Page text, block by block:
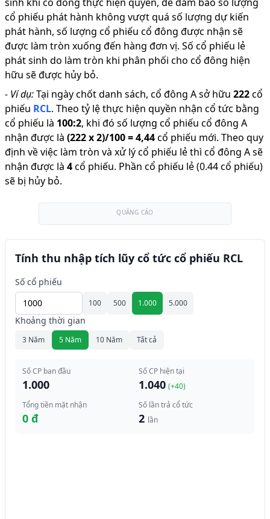
cổ phiếu phát hành không vượt quá số lượng dự kiến
phát hành, số lượng cổ phiếu cổ đông được nhận sẽ
được làm tròn xuống đến hàng đơn vị. Số cổ phiếu lẻ
phát sinh do làm tròn khi phân phối cho cổ đông hiện
hữu sẽ được hủy bỏ.
- Ví dụ:Tại ngày chốt danh sách, cổ đông A sở hữu 222cổ
phiếu RCL. Theo tỷ lệ thực hiện quyền nhận cổ tức bằng
cổ phiếu là 100:2, khi đó số lượng cổ phiếu cổ đông A
nhận được là (222x2)/100=4,44cổ phiếu mới. Theo quy
định về việc làm tròn và xử lý cổ phiếu lẻ thì cổ đông A sẽ
nhận được là 4cổ phiếu. Phần cổ phiếu lẻ (0.44 cổ phiếu)
sẽ bị hủy bỏ.
QUẢNG CÁO
Tính thu nhập tích lũy cổ tức cổ phiếu RCL
Số cổ phiếu
100 500 1.000 5.000
Khoảng thời gian
3 Năm 5 Năm 10 Năm Tất cả
Số CP ban đầu
1.000
Số CP hiện tại
1.040 (+40)
Tổng tiền mặt nhận
0 đ
Số lần trả cổ tức
2 lần